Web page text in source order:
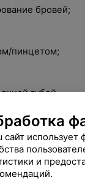
бровей;
пинцетом;
губой.
Анастасия
сайт использует
и